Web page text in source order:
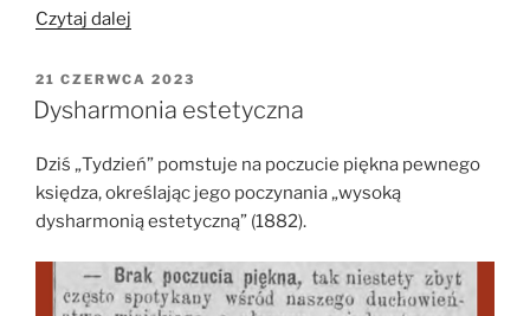
Czytaj dalej
2023”
OPUBLIKOWANE
W
21 CZERWCA 2023
Dysharmonia estetyczna
Dziś „Tydzień” pomstuje na poczucie piękna pewnego
księdza, określając jego poczynania „wysoką
dysharmonią estetyczną” (1882).